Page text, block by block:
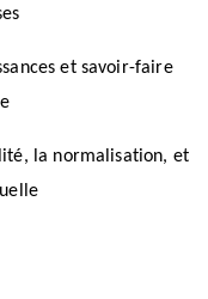
et savoir-faire
la normalisation, et